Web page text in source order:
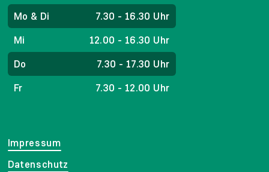
Mo & Di
7.30 - 16.30 Uhr
Mi
12.00 - 16.30 Uhr
Do
7.30 - 17.30 Uhr
Fr
7.30 - 12.00 Uhr
Impressum
Datenschutz